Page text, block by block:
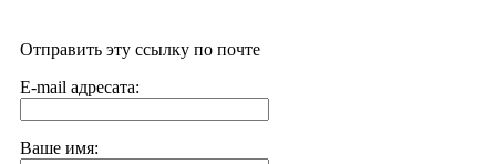
Отправить эту ссылку по почте
E-mail адресата:
Ваше имя: